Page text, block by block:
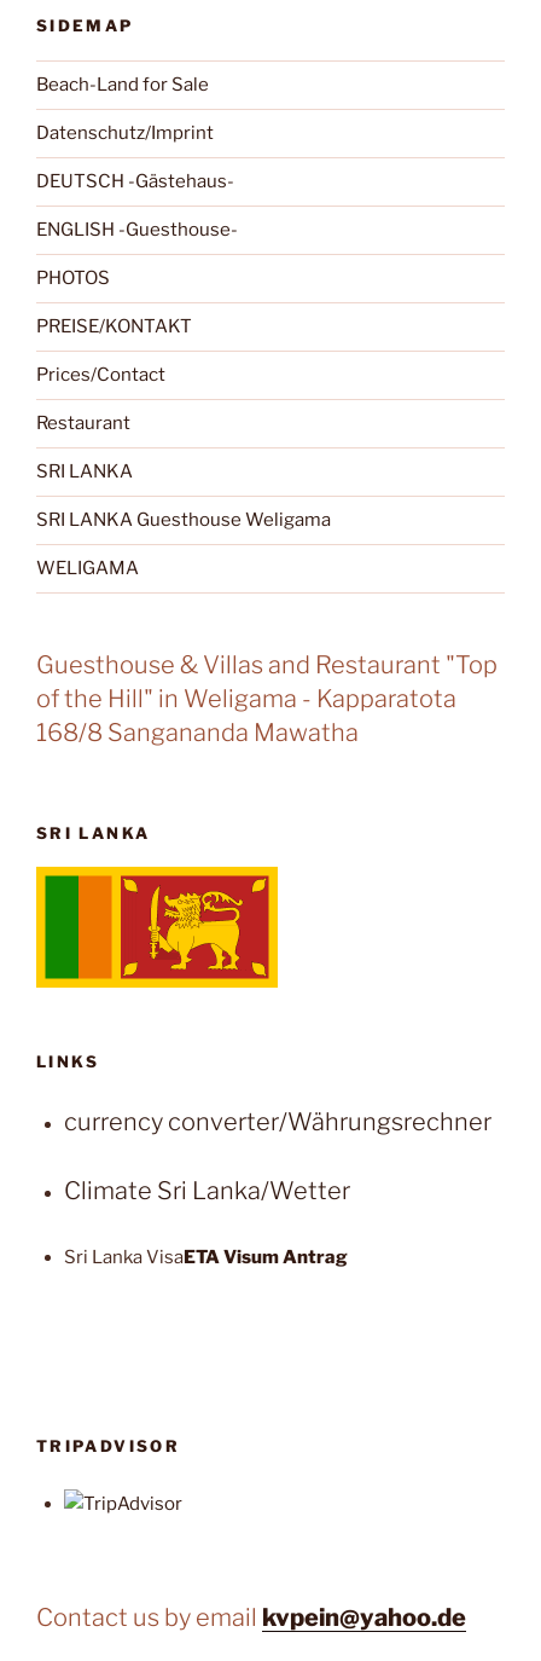
SIDEMAP
Beach-Land for Sale
Datenschutz/Imprint
DEUTSCH -Gästehaus-
ENGLISH -Guesthouse-
PHOTOS
PREISE/KONTAKT
Prices/Contact
Restaurant
SRI LANKA
SRI LANKA Guesthouse Weligama
WELIGAMA
Guesthouse & Villas and Restaurant "Top
of the Hill" in Weligama - Kapparatota
168/8 Sangananda Mawatha
SRI LANKA
LINKS
currency converter/Währungsrechner
Climate Sri Lanka/Wetter
Sri Lanka VisaETA Visum Antrag
TRIPADVISOR
Contact us by email kvpein@yahoo.de